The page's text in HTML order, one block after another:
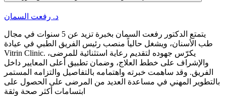
د. رفعت السمان
يتمتع الدكتور رفعت السمان بخبرة تزيد عن 5 سنوات في مجال
طب الأسنان، ويشغل حالياً منصب رئيس الفريق الطبي في عيادة
Vitrin Clinic. يكرّس جهوده لتقديم رعاية استثنائية للمرضى،
والإشراف على خطط العلاج، وضمان تطبيق أعلى المعايير داخل
الفريق. وقد ساهمت خبرته واهتمامه بالتفاصيل والتزامه المستمر
بالتطوير المهني في مساعدة العديد من المرضى على الحصول على
ابتسامات أكثر صحة وثقة